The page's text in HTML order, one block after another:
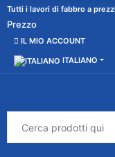
Tutti i lavori di fabbro a
Prezzo
IL MIO ACCOUNT
ITALIANO